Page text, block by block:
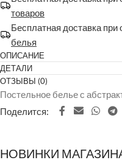
товаров
Бесплатная доставка при
белья
ОПИСАНИЕ
ДЕТАЛИ
ОТЗЫВЫ (0)
Постельное белье с
Поделится:
НОВИНКИ